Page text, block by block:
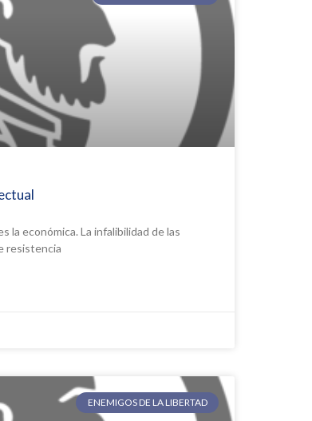
la económica. La infalibilidad de las
resistencia
ENEMIGOS DE LA LIBERTAD